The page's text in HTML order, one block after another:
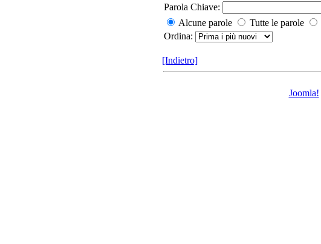
Parola Chiave:
Alcune parole
Tutte le parole
Ordina:
[Indietro]
Joomla!